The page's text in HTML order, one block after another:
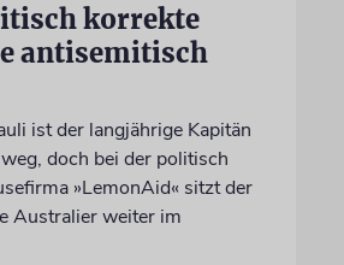
korrekte
antisemitisch
ist der langjährige Kapitän
doch bei der politisch
»LemonAid« sitzt der
Australier weiter im